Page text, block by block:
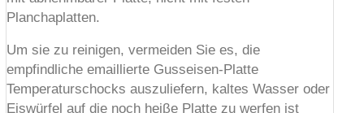
Planchaplatten.
Um sie zu reinigen, vermeiden Sie es, die
empfindliche emaillierte Gusseisen-Platte
Temperaturschocks auszuliefern, kaltes Wasser oder
Eiswürfel auf die noch heiβe Platte zu werfen ist